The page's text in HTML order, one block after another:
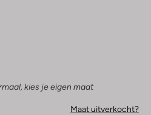
kies je eigen maat
Maat uitverkocht?